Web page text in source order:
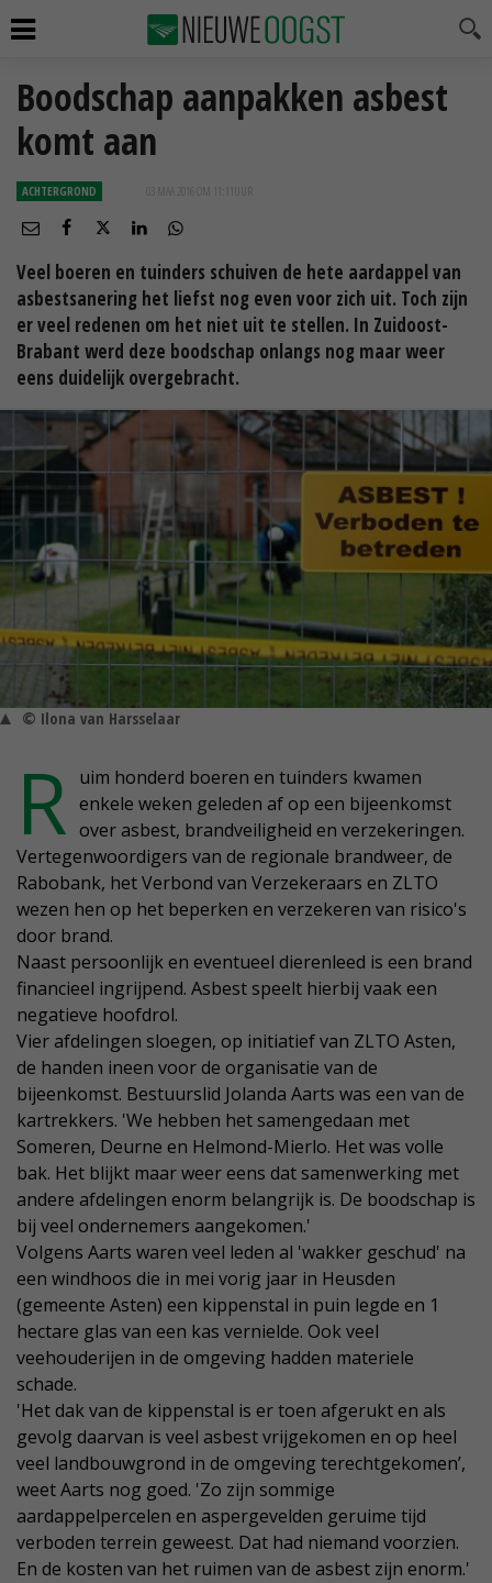
Boodschap aanpakken asbest
komt aan
ACHTERGROND 03 MAA 2016 OM 11:11
Veel boeren en tuinders schuiven de hete aardappel van
asbestsanering het liefst nog even voor zich uit. Toch zijn
er veel redenen om het niet uit te stellen. In Zuidoost-
Brabant werd deze boodschap onlangs nog maar weer
eens duidelijk overgebracht.
© Ilona van Harsselaar
R uim honderd boeren en tuinders kwamen
enkele weken geleden af op een bijeenkomst
over asbest, brandveiligheid en verzekeringen.
Vertegenwoordigers van de regionale brandweer, de
Rabobank, het Verbond van Verzekeraars en ZLTO
wezen hen op het beperken en verzekeren van risico's
door brand.
Naast persoonlijk en eventueel dierenleed is een brand
financieel ingrijpend. Asbest speelt hierbij vaak een
negatieve hoofdrol.
Vier afdelingen sloegen, op initiatief van ZLTO Asten,
de handen ineen voor de organisatie van de
bijeenkomst. Bestuurslid Jolanda Aarts was een van de
kartrekkers. 'We hebben het samengedaan met
Someren, Deurne en Helmond-Mierlo. Het was volle
bak. Het blijkt maar weer eens dat samenwerking met
andere afdelingen enorm belangrijk is. De boodschap is
bij veel ondernemers aangekomen.'
Volgens Aarts waren veel leden al 'wakker geschud' na
een windhoos die in mei vorig jaar in Heusden
(gemeente Asten) een kippenstal in puin legde en 1
hectare glas van een kas vernielde. Ook veel
veehouderijen in de omgeving hadden materiele
schade.
'Het dak van de kippenstal is er toen afgerukt en als
gevolg daarvan is veel asbest vrijgekomen en op heel
veel landbouwgrond in de omgeving terechtgekomen’,
weet Aarts nog goed. 'Zo zijn sommige
aardappelpercelen en aspergevelden geruime tijd
verboden terrein geweest. Dat had niemand voorzien.
En de kosten van het ruimen van de asbest zijn enorm.'